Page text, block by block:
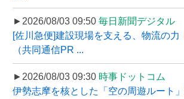
►2026/08/03 09:50 毎日新聞デジタル
[佐川急便]建設現場を支える、物流の力
（共同通信PR ...
►2026/08/03 09:30 時事ドットコム
伊勢志摩を核とした「空の周遊ルート